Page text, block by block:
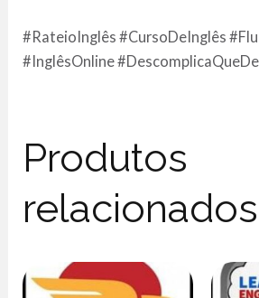
#RateioInglês #CursoDeInglês
#InglêsOnline
Produtos
relacionados